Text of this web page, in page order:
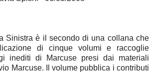
Sinistra è il secondo di una collana che
di cinque volumi e raccoglie
inediti di Marcuse presi dai materiali
Marcuse. Il volume pubblica i contributi